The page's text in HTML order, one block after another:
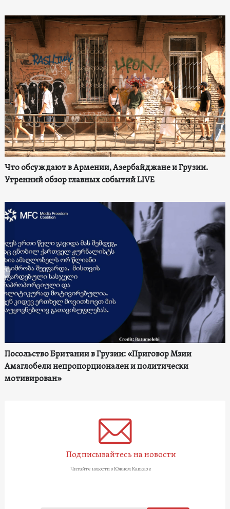
Что обсуждают в Армении, Азербайджане и Грузии.
Утренний обзор главных событий LIVE
Посольство Британии в Грузии: «Приговор Мзии
Амаглобели непропорционален и политически
мотивирован»
Подписывайтесь на новости
Читайте новости о Южном Кавказе